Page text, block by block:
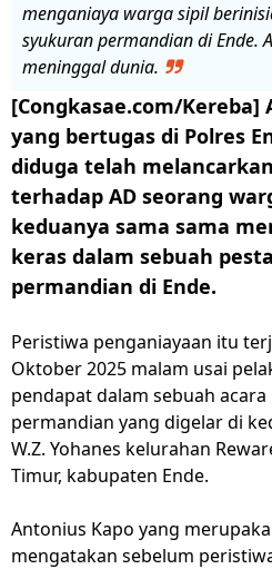
menganiaya warga sipil
syukuran permandian di Ende.
meninggal dunia.
[Congkasae.com/
yang bertugas di Polres
diduga telah
terhadap AD seorang
keduanya sama sama
keras dalam sebuah
permandian di Ende.
Peristiwa penganiayaan itu
Oktober 2025 malam usai
pendapat dalam sebuah
permandian yang digelar di
W.Z. Yohanes kelurahan
Timur, kabupaten Ende.
Antonius Kapo yang
mengatakan sebelum